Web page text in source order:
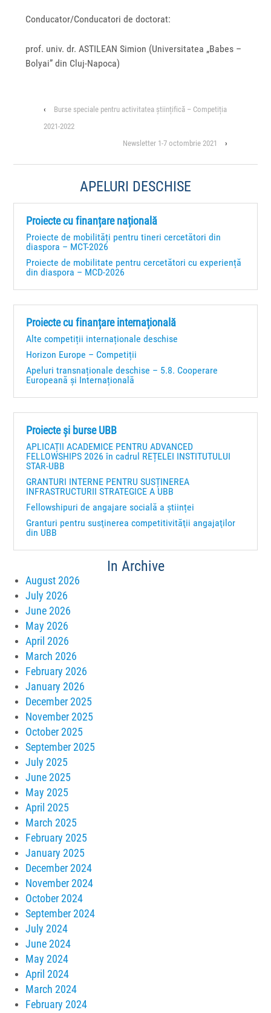
Conducator/Conducatori de doctorat:
prof. univ. dr. ASTILEAN Simion (Universitatea „Babes –
Bolyai” din Cluj-Napoca)
‹
Burse speciale pentru activitatea științifică – Competiția
2021-2022
Newsletter 1-7 octombrie 2021
›
APELURI DESCHISE
Proiecte cu finanțare națională
Proiecte de mobilități pentru tineri cercetători din
diaspora – MCT-2026
Proiecte de mobilitate pentru cercetători cu experiență
din diaspora – MCD-2026
Proiecte cu finanțare internațională
Alte competiții internaționale deschise
Horizon Europe – Competiții
Apeluri transnaționale deschise – 5.8. Cooperare
Europeană și Internațională
Proiecte și burse UBB
APLICAȚII ACADEMICE PENTRU ADVANCED
FELLOWSHIPS 2026 în cadrul REȚELEI INSTITUTULUI
STAR-UBB
GRANTURI INTERNE PENTRU SUSȚINEREA
INFRASTRUCTURII STRATEGICE A UBB
Fellowshipuri de angajare socială a științei
Granturi pentru susţinerea competitivităţii angajaţilor
din UBB
In Archive
August 2026
July 2026
June 2026
May 2026
April 2026
March 2026
February 2026
January 2026
December 2025
November 2025
October 2025
September 2025
July 2025
June 2025
May 2025
April 2025
March 2025
February 2025
January 2025
December 2024
November 2024
October 2024
September 2024
July 2024
June 2024
May 2024
April 2024
March 2024
February 2024